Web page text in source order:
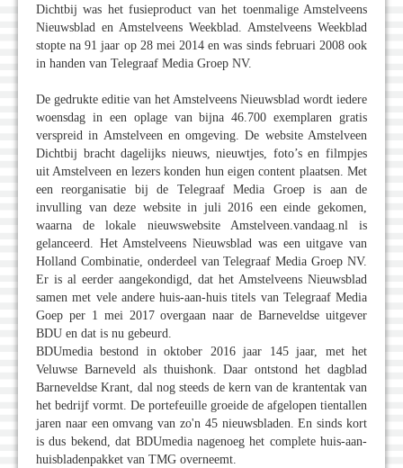
Dichtbij was het fusieproduct van het toenmalige Amstelveens
Nieuwsblad en Amstelveens Weekblad. Amstelveens Weekblad
stopte na 91 jaar op 28 mei 2014 en was sinds februari 2008 ook
in handen van Telegraaf Media Groep NV.
De gedrukte editie van het Amstelveens Nieuwsblad wordt iedere
woensdag in een oplage van bijna 46.700 exemplaren gratis
verspreid in Amstelveen en omgeving. De website Amstelveen
Dichtbij bracht dagelijks nieuws, nieuwtjes, foto’s en filmpjes
uit Amstelveen en lezers konden hun eigen content plaatsen. Met
een reorganisatie bij de Telegraaf Media Groep is aan de
invulling van deze website in juli 2016 een einde gekomen,
waarna de lokale nieuwswebsite Amstelveen.vandaag.nl is
gelanceerd. Het Amstelveens Nieuwsblad was een uitgave van
Holland Combinatie, onderdeel van Telegraaf Media Groep NV.
Er is al eerder aangekondigd, dat het Amstelveens Nieuwsblad
samen met vele andere huis-aan-huis titels van Telegraaf Media
Goep per 1 mei 2017 overgaan naar de Barneveldse uitgever
BDU en dat is nu gebeurd.
BDUmedia bestond in oktober 2016 jaar 145 jaar, met het
Veluwse Barneveld als thuishonk. Daar ontstond het dagblad
Barneveldse Krant, dal nog steeds de kern van de krantentak van
het bedrijf vormt. De portefeuille groeide de afgelopen tientallen
jaren naar een omvang van zo'n 45 nieuwsbladen. En sinds kort
is dus bekend, dat BDUmedia nagenoeg het complete huis-aan-
huisbladenpakket van TMG overneemt.